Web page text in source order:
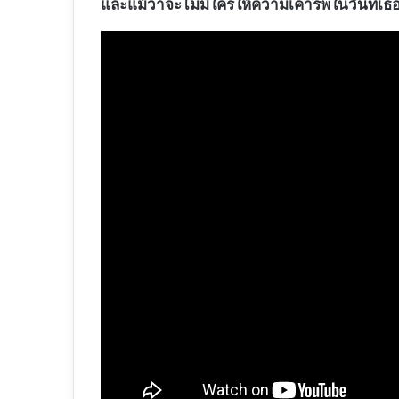
และแม้ว่าจะไม่มีใครให้ความเคารพในวันที่เธ